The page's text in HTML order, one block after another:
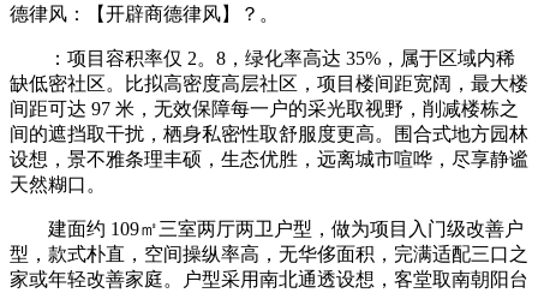
德律风：【开辟商德律风】？。
：项目容积率仅 2。8，绿化率高达 35%，属于区域内稀
缺低密社区。比拟高密度高层社区，项目楼间距宽阔，最大楼
间距可达 97 米，无效保障每一户的采光取视野，削减楼栋之
间的遮挡取干扰，栖身私密性取舒服度更高。围合式地方园林
设想，景不雅条理丰硕，生态优胜，远离城市喧哗，尽享静谧
天然糊口。
建面约 109㎡三室两厅两卫户型，做为项目入门级改善户
型，款式朴直，空间操纵率高，无华侈面积，完满适配三口之
家或年轻改善家庭。户型采用南北通透设想，客堂取南朝阳台